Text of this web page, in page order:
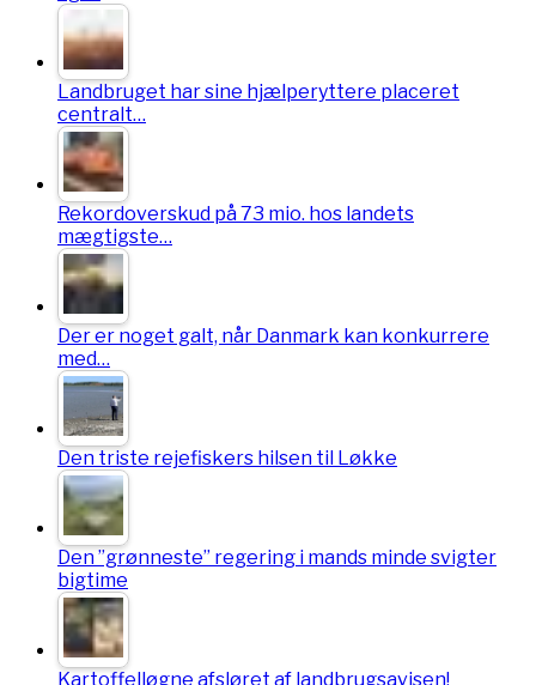
Landbruget har sine hjælperyttere placeret
centralt…
Rekordoverskud på 73 mio. hos landets
mægtigste…
Der er noget galt, når Danmark kan konkurrere
med…
Den triste rejefiskers hilsen til Løkke
Den ”grønneste” regering i mands minde svigter
bigtime
Kartoffelløgne afsløret af landbrugsavisen!